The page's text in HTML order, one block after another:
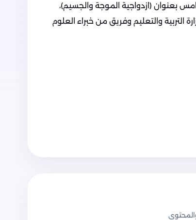
بعنوان (ازدواجية الموجة والجسيم)،
والتعليم وفريق من خبراء العلوم
العامة - الفصل الخامس ازدواجية الموجة